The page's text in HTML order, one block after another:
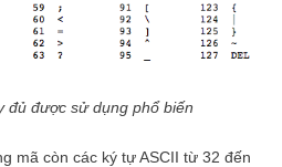
đủ được sử dụng phổ biến
mã còn các ký tự ASCII từ 32 đến